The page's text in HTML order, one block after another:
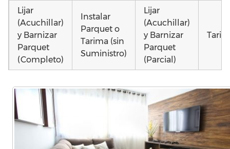
Lijar
(Acuchillar)
y Barnizar
Parquet
(Completo)
Instalar
Parquet o
Tarima (sin
Suministro)
Lijar
(Acuchillar)
y Barnizar
Parquet
(Parcial)
Poner
parquet o
Tarima
Local
Comercial
Colocar
parquet o
(Completa)
Colocar
parquet o
Tarima
Vivienda
(Parcial)
etc…